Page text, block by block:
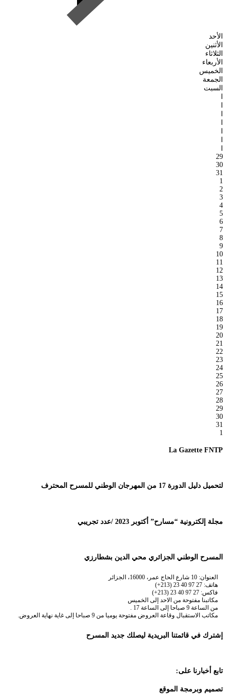
الأحد
الأثنين
الثلاثاء
الأربعاء
الخميس
الجمعة
السبت
ا
ا
ا
ا
ا
ا
ا
29
30
31
1
2
3
4
5
6
7
8
9
10
11
12
13
14
15
16
17
18
19
20
21
22
23
24
25
26
27
28
29
30
31
1
La Gazette FNTP
لتحميل دليل الدورة 17 من المهرجان الوطني للمسرح المحترف
مجلة إلكترونية “مسارح” أكتوبر 2023 /عدد تجريبي
المسرح الوطني الجزائري محي الدين بشطارزي
العنوان: 10 شارع الحاج عمر، 16000، الجزائر
هاتف: 27 97 40 23 (213+)
فاكس: 27 97 40 23 (213+)
مكاتبنا مفتوحة من الاحد إلى الخميس
من الساعة 9 صباحا إلى الساعة 17 .
مكاتب الاستقبال وقاعة العروض مفتوحة يوميا من 9 صباحا إلى غاية نهاية العروض.
إشترك في قائمتنا البريدية ليصلك جديد المسرح
تابع أخبارنا على:
تصميم وبرمجة الموقع